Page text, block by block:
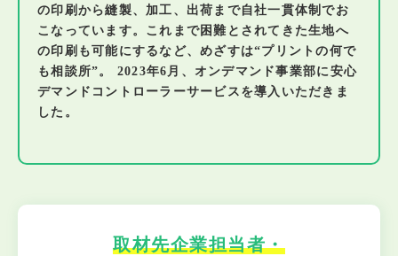
の印刷から縫製、加工、出荷まで自社一貫体制でお
こなっています。これまで困難とされてきた生地へ
の印刷も可能にするなど、めざすは“プリントの何で
も相談所”。 2023年6月、オンデマンド事業部に安心
デマンドコントローラーサービスを導入いただきま
した。
取材先企業担当者・